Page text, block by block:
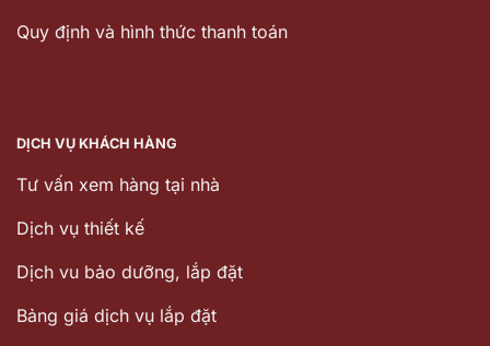
Quy định và hình thức thanh toán
DỊCH VỤ KHÁCH HÀNG
Tư vấn xem hàng tại nhà
Dịch vụ thiết kế
Dịch vu bảo dưỡng, lắp đặt
Bảng giá dịch vụ lắp đặt